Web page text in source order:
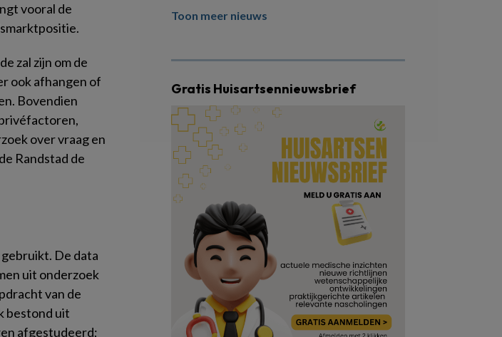
vooral de
zal zijn om de
ook afhangen of
Bovendien
over vraag en
Randstad de
De data
uit onderzoek
van de
bestond uit
afgestudeerd;
Toon meer nieuws
Gratis Huisartsennieuwsbrief